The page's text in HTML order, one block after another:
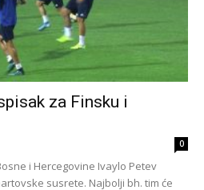
za Finsku i
0
i Hercegovine Ivaylo Petev
susrete. Najbolji bh. tim će